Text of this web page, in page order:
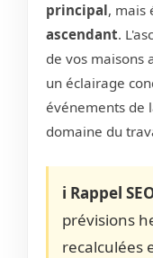
principal, mais
ascendant.
de vos maisons
un éclairage
événements de
domaine du
ℹ️ Rappel
prévisions
recalculées